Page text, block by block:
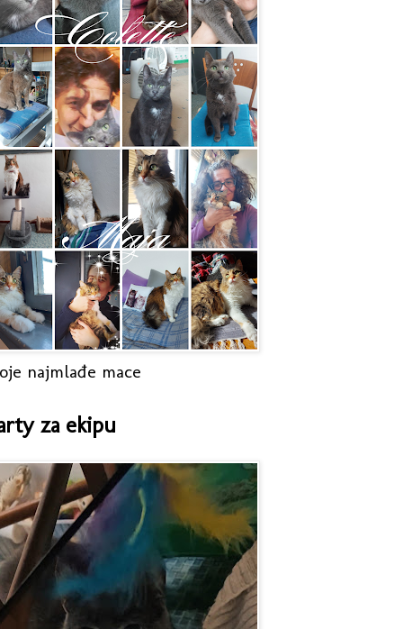
najmlađe mace
za ekipu